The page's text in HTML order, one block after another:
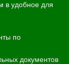
в удобное для
по
документов